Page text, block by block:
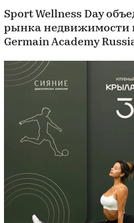
Sport Wellness Day
рынка недвижимости
Germain Academy